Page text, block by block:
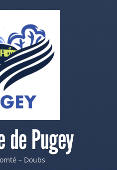
de Pugey
– Doubs